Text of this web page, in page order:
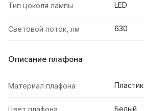
Тип цоколя лампы LED
Световой поток, лм 630
Описание плафона
Материал плафона Пластик
Белый